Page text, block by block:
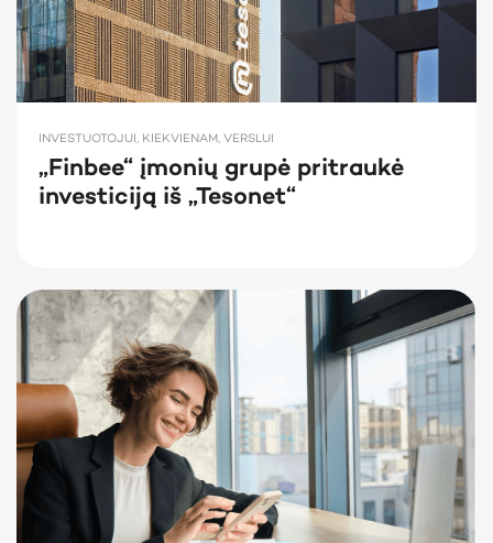
INVESTUOTOJUI, KIEKVIENAM, VERSLUI
„Finbee“ įmonių grupė pritraukė
investiciją iš „Tesonet“